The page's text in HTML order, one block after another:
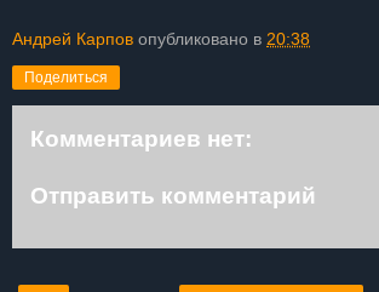
Андрей Карпов опубликовано в 20:38
Поделиться
Комментариев нет:
Отправить комментарий